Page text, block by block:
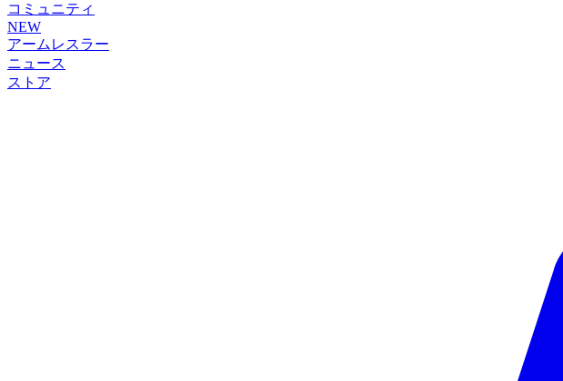
コミュニティ
NEW
アームレスラー
ニュース
ストア